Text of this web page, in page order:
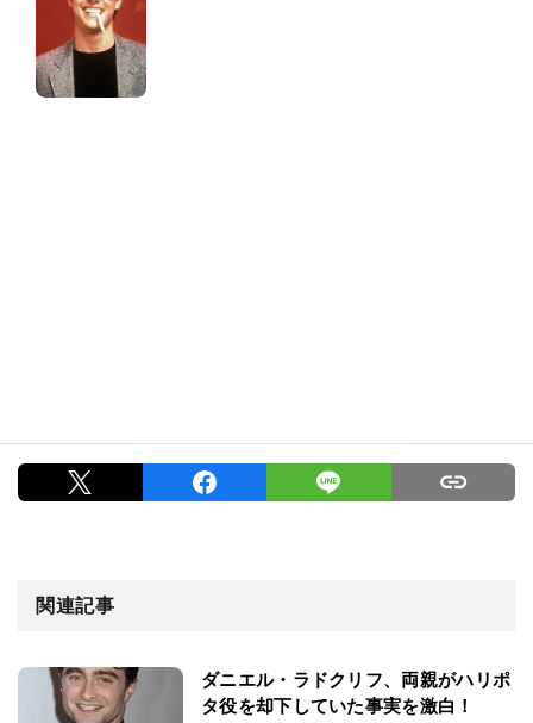
関連記事
ダニエル・ラドクリフ、両親がハリポ
タ役を却下していた事実を激白！